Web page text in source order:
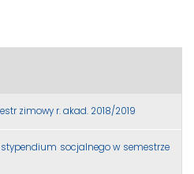
zimowy r. akad. 2018/2019
socjalnego w semestrze